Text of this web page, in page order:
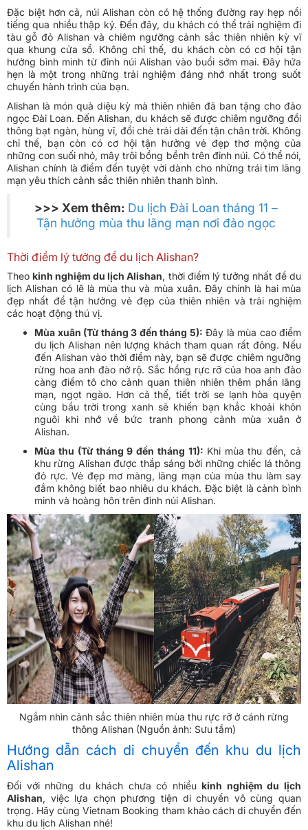
Đặc biệt hơn cả, núi Alishan còn có hệ thống đường ray hẹp nổi
tiếng qua nhiều thập kỷ. Đến đây, du khách có thể trải nghiệm đi
tàu gỗ đỏ Alishan và chiêm ngưỡng cảnh sắc thiên nhiên kỳ vĩ
qua khung cửa sổ. Không chỉ thế, du khách còn có cơ hội tận
hưởng bình minh từ đỉnh núi Alishan vào buổi sớm mai. Đây hứa
hẹn là một trong những trải nghiệm đáng nhớ nhất trong suốt
chuyến hành trình của bạn.
Alishan là món quà diệu kỳ mà thiên nhiên đã ban tặng cho đảo
ngọc Đài Loan. Đến Alishan, du khách sẽ được chiêm ngưỡng đồi
thông bạt ngàn, hùng vĩ, đồi chè trải dài đến tận chân trời. Không
chỉ thế, bạn còn có cơ hội tận hưởng vẻ đẹp thơ mộng của
những con suối nhỏ, mây trôi bồng bềnh trên đỉnh núi. Có thể nói,
Alishan chính là điểm đến tuyệt vời dành cho những trái tim lãng
mạn yêu thích cảnh sắc thiên nhiên thanh bình.
>>> Xem thêm: Du lịch Đài Loan tháng 11 –
Tận hưởng mùa thu lãng mạn nơi đảo ngọc
Thời điểm lý tưởng để du lịch Alishan?
Theokinh nghiệm du lịch Alishan, thời điểm lý tưởng nhất để du
lịch Alishan có lẽ là mùa thu và mùa xuân. Đây chính là hai mùa
đẹp nhất để tận hưởng vẻ đẹp của thiên nhiên và trải nghiệm
các hoạt động thú vị.
Mùa xuân (Từ tháng 3 đến tháng 5): Đây là mùa cao điểm
du lịch Alishan nên lượng khách tham quan rất đông. Nếu
đến Alishan vào thời điểm này, bạn sẽ được chiêm ngưỡng
rừng hoa anh đào nở rộ. Sắc hồng rực rỡ của hoa anh đào
càng điểm tô cho cảnh quan thiên nhiên thêm phần lãng
mạn, ngọt ngào. Hơn cả thế, tiết trời se lạnh hòa quyện
cùng bầu trời trong xanh sẽ khiến bạn khắc khoải khôn
nguôi khi nhớ về bức tranh phong cảnh mùa xuân ở
Alishan.
Mùa thu (Từ tháng 9 đến tháng 11): Khi mùa thu đến, cả
khu rừng Alishan được thắp sáng bởi những chiếc lá thông
đỏ rực. Vẻ đẹp mơ màng, lãng mạn của mùa thu làm say
đắm không biết bao nhiêu du khách. Đặc biệt là cảnh bình
minh và hoàng hôn trên đỉnh núi Alishan.
Ngắm nhìn cảnh sắc thiên nhiên mùa thu rực rỡ ở cánh rừng
thông Alishan (Nguồn ảnh: Sưu tầm)
Hướng dẫn cách di chuyển đến khu du lịch
Alishan
Đối với những du khách chưa có nhiềukinh nghiệm du lịch
Alishan, việc lựa chọn phương tiện di chuyển vô cùng quan
trọng. Hãy cùng Vietnam Booking tham khảo cách di chuyển đến
khu du lịch Alishan nhé!